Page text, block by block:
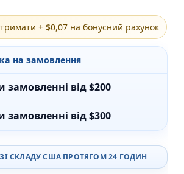
+ $0,07 на бонусний рахунок
на замовлення
замовленні від $200
замовленні від $300
СКЛАДУ США ПРОТЯГОМ 24 ГОДИН